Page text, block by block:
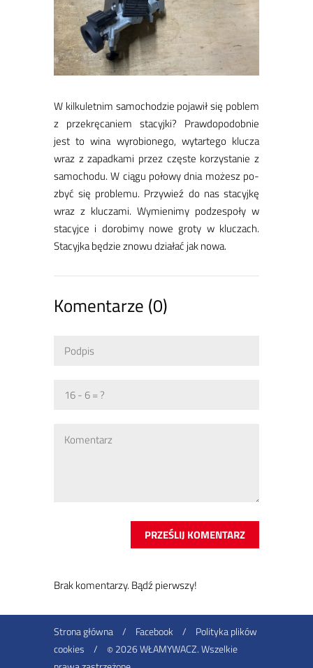
W kil­ku­let­nim sa­mo­cho­dzie po­ja­wił się po­blem
z prze­krę­ca­niem sta­cyj­ki? Praw­do­po­dob­nie
jest to wi­na wy­ro­bio­ne­go, wy­tar­te­go klu­cza
wraz z za­pad­ka­mi przez czę­ste ko­rzy­sta­nie z
sa­mo­cho­du. W cią­gu po­ło­wy dnia mo­żesz po­
zbyć się pro­ble­mu. Przy­wieź do nas sta­cyj­kę
wraz z klu­czami. Wy­mie­ni­my pod­ze­spo­ły w
sta­cyj­ce i do­ro­bi­my no­we gro­ty w klu­czach.
Sta­cyj­ka bę­dzie zno­wu dzia­łać jak no­wa.
Komentarze (0)
Brak ko­men­ta­rzy. Bądź pierw­szy!
Strona główna / Facebook /
Polityka plików
cookies
/ ©2026 WŁAMYWACZ. Wszelkie